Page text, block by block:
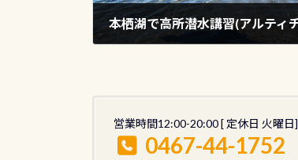
営業時間12:00-20:00 [ 定休日 火曜日]
0467-44-1752